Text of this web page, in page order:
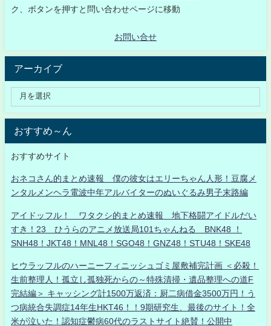
ク、ボタンを押すと問い合わせページに移動
お問い合せ
アーカイブ
おすすめ～ん
おすすめサイト
おネコさん的まとめ速報 僕の彼女はエリーちゃん人形！豆腐メ
ンタルメンヘラ電波中年アルバイターのぬいぐるみ男子末路編
アイドッフル！ ワタクシ的まとめ速報 地下格闘アイドルだい
すき！23 ひうらのアニメ放送局101ちゃんねる BNK48 ！
SNH48！JKT48！MNL48！SGO48！GNZ48！STU48！SKE48
ヒウラッフルのハーニーフィニッシュゴミ屋敷補完計画 ＜必殺！
生前整理人！孤立し孤独死からの～特殊清掃・遺品整理への道F
完結編＞ キャッシング計1500万返済：厨二病借金3500万円！う
つ病統合失調症14年生HKT46！！9期研究生、最後のサイト！全
米が泣いた！認知症鬱病60代のラストサイト絶賛！公開中